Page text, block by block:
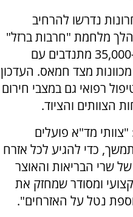
נדרשו להרחיב
מלחמת "חרבות ברזל"
התמודדו 3,200 עובדי מד"א ו-35,000 מתנדבים עם
מצד חמאס. העדכון
רפואי גם במצבי חירום
הצוותים והציוד.
"צוותי מד"א פועלים
כדי להגיע לכל אזרח
שרי הבריאות והאוצר
ומסודר שמחזק את
נטל על האזרחים".